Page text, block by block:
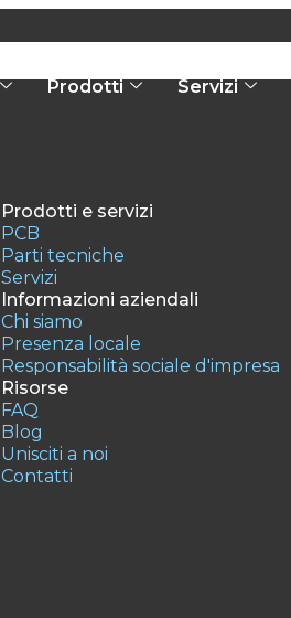
Prodotti Servizi
Prodotti e servizi
PCB
Parti tecniche
Servizi
Informazioni aziendali
Chi siamo
Presenza locale
Responsabilità sociale d'impresa
Risorse
FAQ
Blog
Unisciti a noi
Contatti